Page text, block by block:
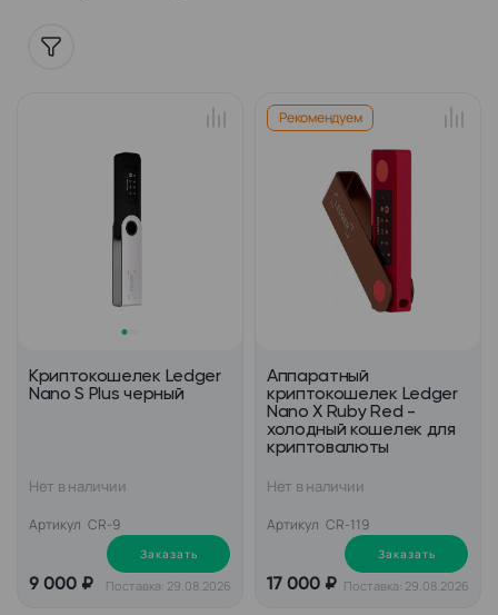
Криптокошелек Ledger
Nano S Plus черный
Нет в наличии
Артикул CR-9
9 000 ₽
Заказать
Поставка: 29.08.2026
Рекомендуем
Аппаратный
криптокошелек Ledger
Nano X Ruby Red -
холодный кошелек для
криптовалюты
Нет в наличии
Артикул CR-119
17 000 ₽
Заказать
Поставка: 29.08.2026